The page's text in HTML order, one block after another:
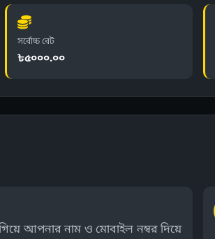
সর্বোচ্চ বেট
৳৫০০০.০০
আপনার নাম ও মোবাইল নম্বর দিয়ে